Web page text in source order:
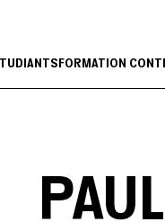
FORMATION